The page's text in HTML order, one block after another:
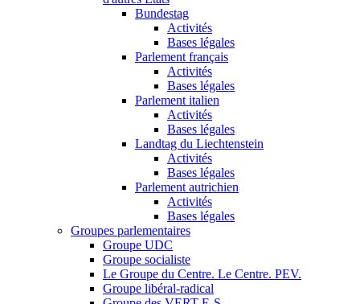
Bundestag
Activités
Bases légales
Parlement français
Activités
Bases légales
Parlement italien
Activités
Bases légales
Landtag du Liechtenstein
Activités
Bases légales
Parlement autrichien
Activités
Bases légales
Groupes parlementaires
Groupe UDC
Groupe socialiste
Le Groupe du Centre. Le Centre. PEV.
Groupe libéral-radical